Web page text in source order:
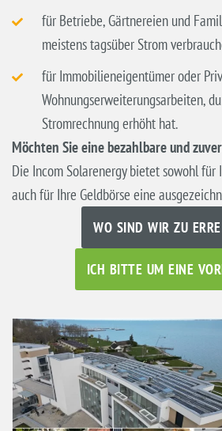
für Betriebe, Gärtnereien und
meistens tagsüber Strom
für Immobilieneigentümer oder
Wohnungserweiterungsarbeiten,
Stromrechnung erhöht hat.
Möchten Sie eine bezahlbare und
Die Incom Solarenergy bietet sowohl für
auch für Ihre Geldbörse eine
WO SIND WIR ZU
ICH BITTE UM EINE